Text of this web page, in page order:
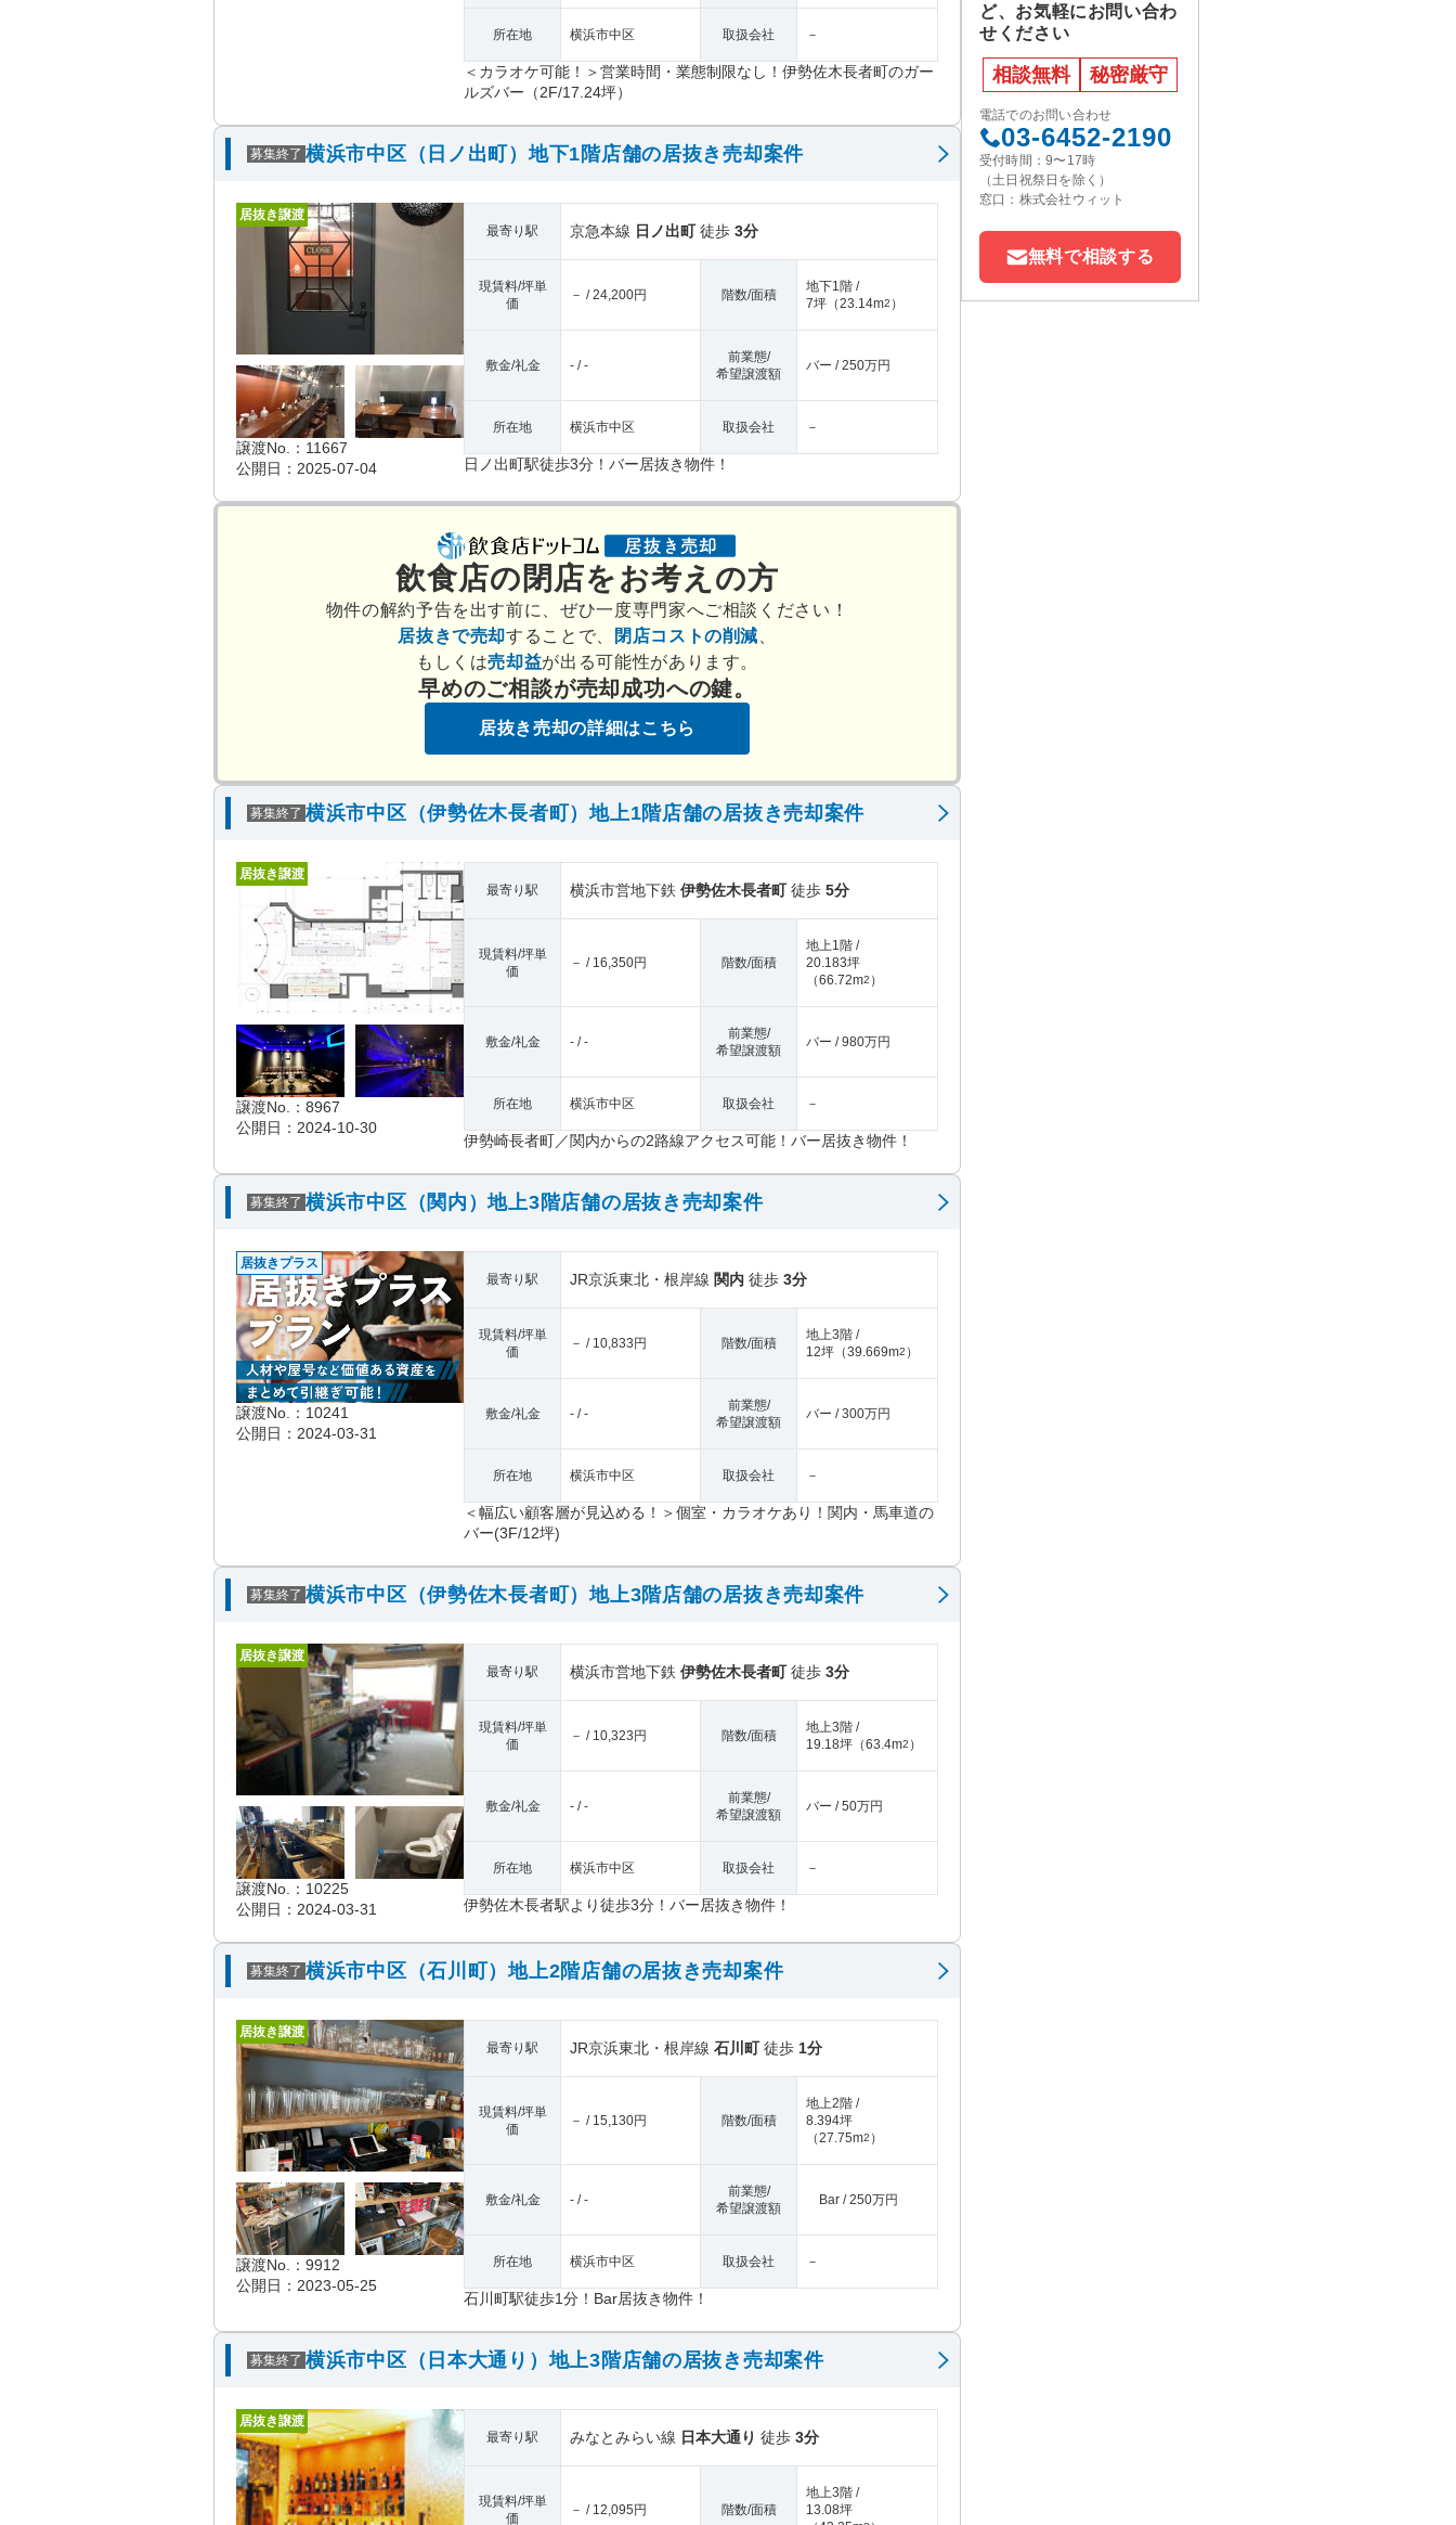
所在地 横浜市中区 取扱会社 －
＜カラオケ可能！＞営業時間・業態制限なし！伊勢佐木長者町のガー
ルズバー（2F/17.24坪）
募集終了 横浜市中区（日ノ出町）地下1階店舗の居抜き売却案件
居抜き譲渡
譲渡No.：11667
公開日：2025-07-04
最寄り駅 京急本線 日ノ出町徒歩 3分
現賃料/坪単
価
－ / 24,200円 階数/面積
地下1階 /
7坪 （23.14m2 ）
敷金/礼金 - / -
前業態/
希望譲渡額
バー / 250万円
所在地 横浜市中区 取扱会社 －
日ノ出町駅徒歩3分！バー居抜き物件！
飲食店の閉店をお考えの方
物件の解約予告を出す前に、ぜひ一度専門家へご相談ください！
居抜きで売却することで、 閉店コストの削減
もしくは売却益が出る可能性があります。
早めのご相談が売却成功への鍵。
居抜き売却の詳細はこちら
募集終了 横浜市中区（伊勢佐木長者町）地上1階店舗の居抜き売却案件
居抜き譲渡
譲渡No.：8967
公開日：2024-10-30
最寄り駅 横浜市営地下鉄 伊勢佐木長者町徒歩 5分
現賃料/坪単
価
－ / 16,350円 階数/面積
地上1階 /
20.183坪
（66.72m2 ）
敷金/礼金 - / -
前業態/
希望譲渡額
バー / 980万円
所在地 横浜市中区 取扱会社 －
伊勢崎長者町／関内からの2路線アクセス可能！バー居抜き物件！
募集終了 横浜市中区（関内）地上3階店舗の居抜き売却案件
居抜きプラス
譲渡No.：10241
公開日：2024-03-31
最寄り駅 JR京浜東北・根岸線 関内 徒歩 3分
現賃料/坪単
価
－ / 10,833円 階数/面積
地上3階 /
12坪 （39.669m2 ）
敷金/礼金 - / -
前業態/
希望譲渡額
バー / 300万円
所在地 横浜市中区 取扱会社 －
＜幅広い顧客層が見込める！＞個室・カラオケあり！関内・馬車道の
バー(3F/12坪)
募集終了 横浜市中区（伊勢佐木長者町）地上3階店舗の居抜き売却案件
居抜き譲渡
譲渡No.：10225
公開日：2024-03-31
最寄り駅 横浜市営地下鉄 伊勢佐木長者町徒歩 3分
現賃料/坪単
価
－ / 10,323円 階数/面積
地上3階 /
19.18坪 （63.4m2 ）
敷金/礼金 - / -
前業態/
希望譲渡額
バー / 50万円
所在地 横浜市中区 取扱会社 －
伊勢佐木長者駅より徒歩3分！バー居抜き物件！
募集終了 横浜市中区（石川町）地上2階店舗の居抜き売却案件
居抜き譲渡
譲渡No.：9912
公開日：2023-05-25
最寄り駅 JR京浜東北・根岸線 石川町徒歩 1分
現賃料/坪単
価
－ / 15,130円 階数/面積
地上2階 /
8.394坪
（27.75m2 ）
敷金/礼金 - / -
前業態/
希望譲渡額
Bar / 250万円
所在地 横浜市中区 取扱会社 －
石川町駅徒歩1分！Bar居抜き物件！
募集終了 横浜市中区（日本大通り）地上3階店舗の居抜き売却案件
居抜き譲渡
最寄り駅
みなとみらい線 日本大通り 徒歩 3分
現賃料/坪単
価
－ / 12,095円 階数/面積
地上3階 /
13.08坪
ど、お気軽にお問い合わ
せください
相談無料 秘密厳守
電話でのお問い合わせ
03-6452-2190
受付時間：9〜17時
（土日祝祭日を除く）
窓口：株式会社ウィット
無料で相談する